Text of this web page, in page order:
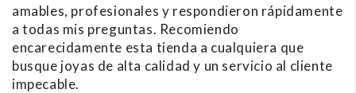
amables, profesionales y respondieron rápidamente
a todas mis preguntas. Recomiendo
encarecidamente esta tienda a cualquiera que
busque joyas de alta calidad y un servicio al cliente
impecable.